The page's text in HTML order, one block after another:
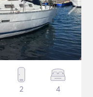
2 4